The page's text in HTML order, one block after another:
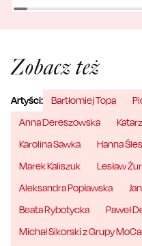
Zobacz też
Artyści: Bartłomiej Topa
Anna Dereszowska
Karolina Sawka
Hanna
Marek Kaliszuk
Lesław
Aleksandra Popławska
Beata Rybotycka
Paweł
Michał Sikorski z Grupy